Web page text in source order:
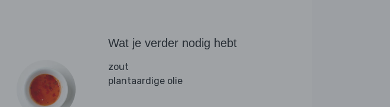
Wat je verder nodig hebt
zout
plantaardige olie